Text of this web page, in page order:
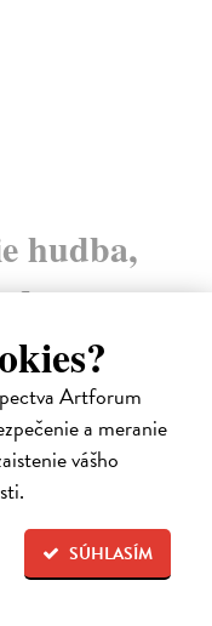
Artforum
a meranie
vášho
SÚHLASÍM
hudba,
na sklade